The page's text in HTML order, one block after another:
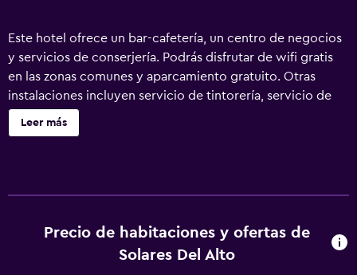
Este hotel ofrece un bar-cafetería, un centro de negocios
y servicios de conserjería. Podrás disfrutar de wifi gratis
en las zonas comunes y aparcamiento gratuito. Otras
instalaciones incluyen servicio de tintorería, servicio de
recepción 24 horas y un jardín. Los baños están equipados
con bidé y artículos de higiene personal gratuitos.
Leer más
Precio de habitaciones y ofertas de
Solares Del Alto